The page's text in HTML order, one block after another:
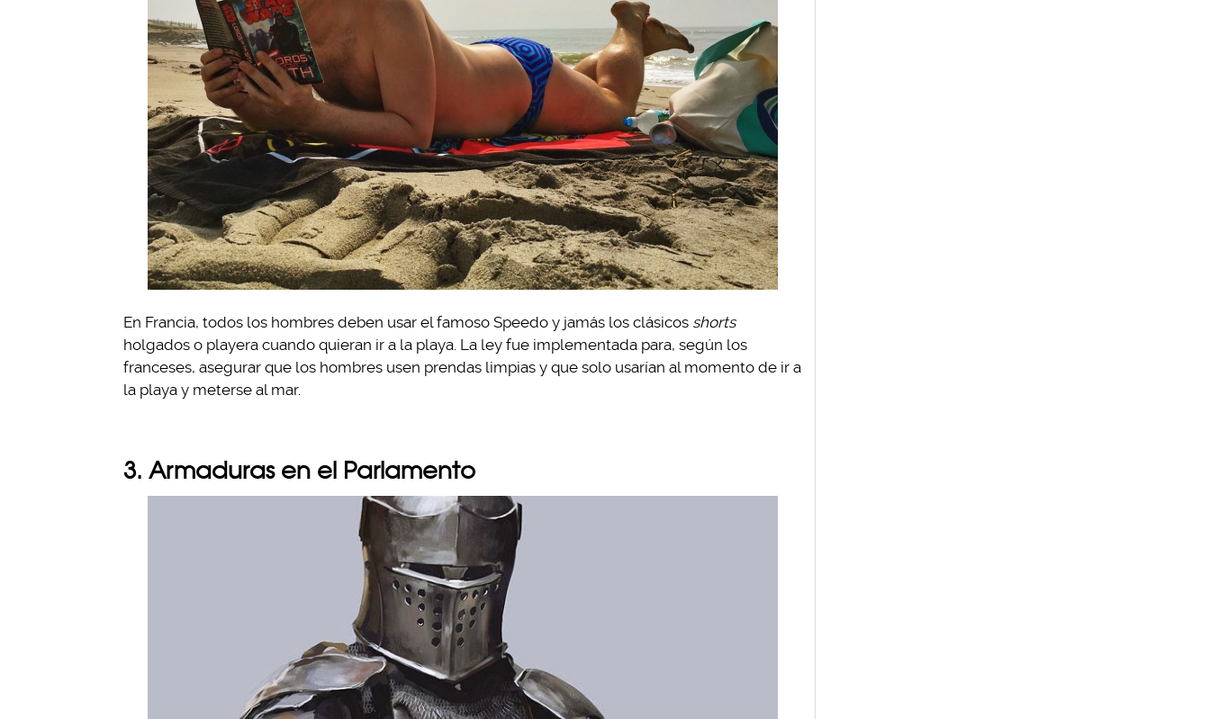
En Francia, todos los hombres deben usar el famoso Speedo y jamás los clásicos shorts
holgados o playera cuando quieran ir a la playa. La ley fue implementada para, según los
franceses, asegurar que los hombres usen prendas limpias y que solo usarían al momento de ir a
la playa y meterse al mar.
3. Armaduras en el Parlamento